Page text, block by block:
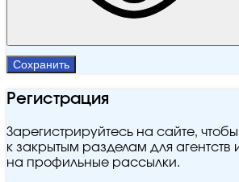
Сохранить
Регистрация
Зарегистрируйтесь на сайте, чтобы
к закрытым разделам для агентств
на профильные рассылки.